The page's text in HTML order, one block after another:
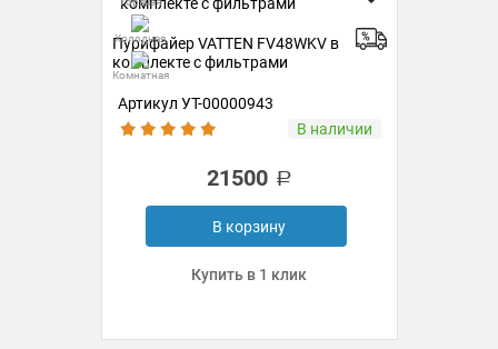
Холодная
Комнатная
Пурифайер VATTEN FV48WKV в
комплекте с фильтрами
Артикул УТ-00000943
В наличии
21500
В корзину
Купить в 1 клик